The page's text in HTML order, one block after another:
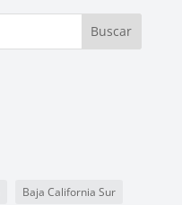
Buscar
Baja California Sur